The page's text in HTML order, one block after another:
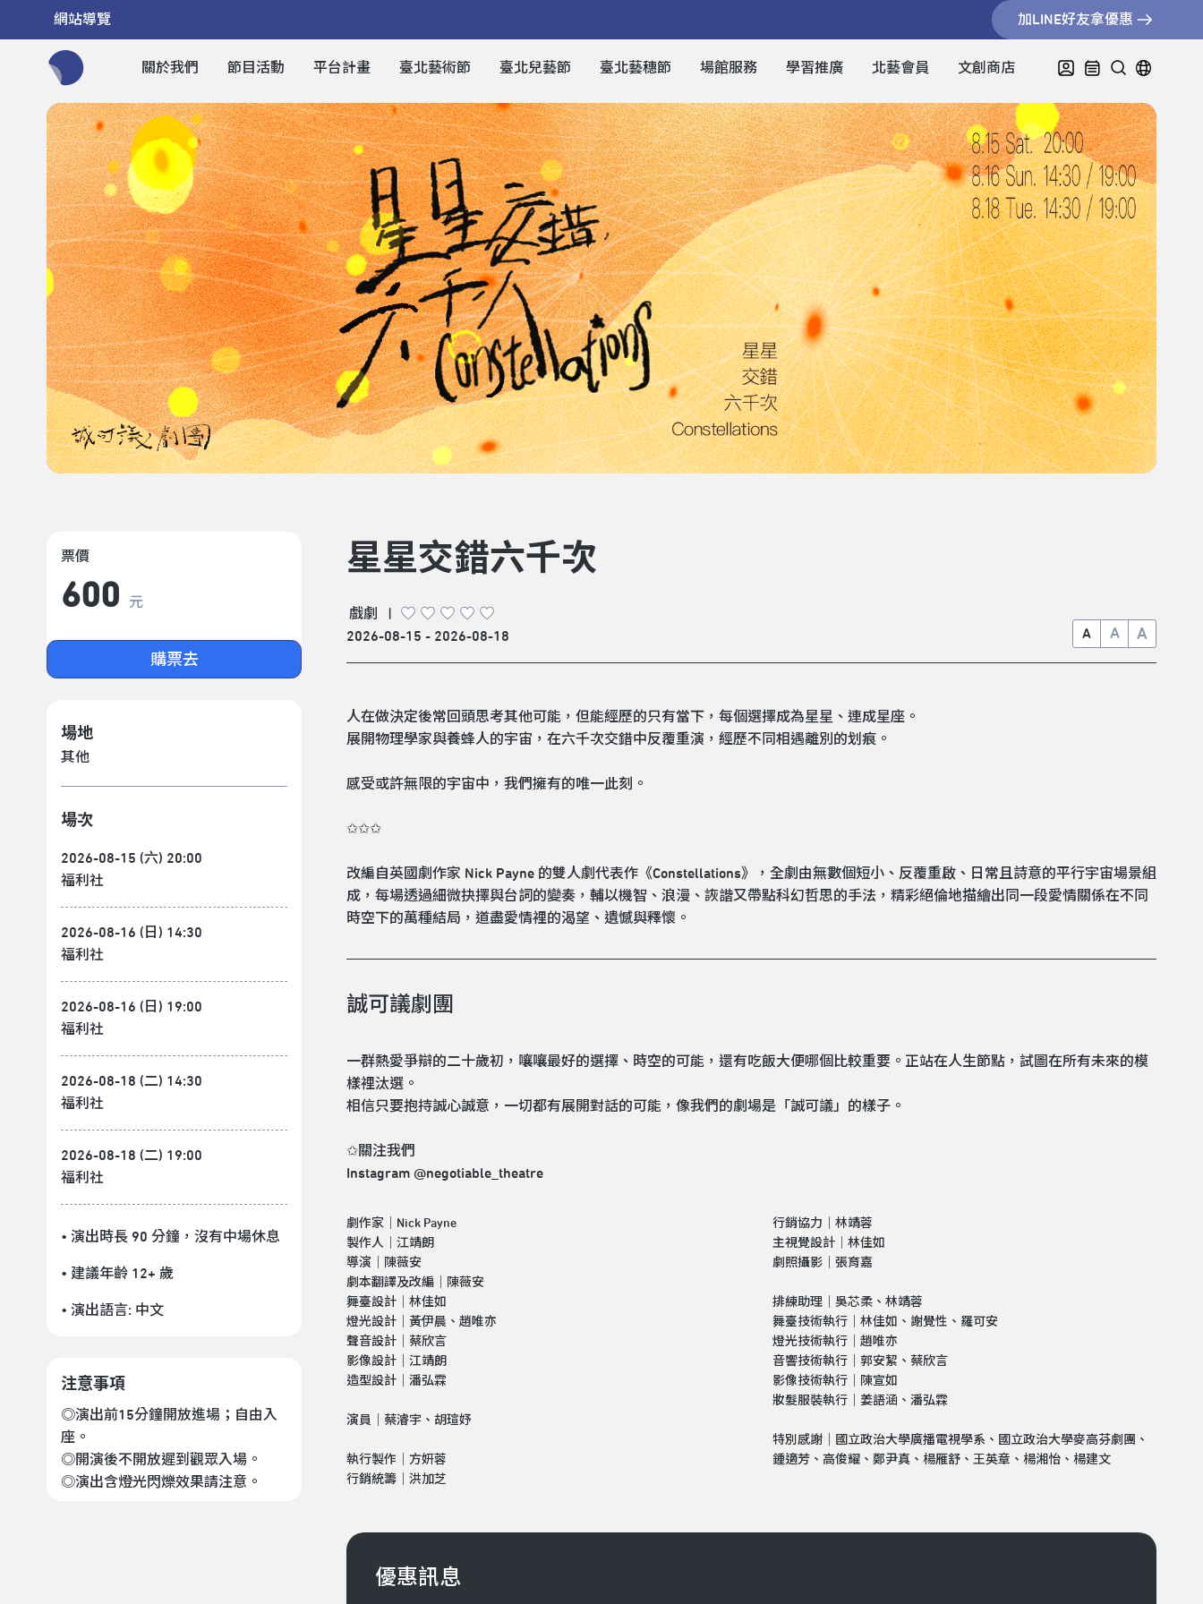
網站導覽 加LINE好友拿優惠
關於我們 節目活動 平台計畫 臺北藝術節 臺北兒藝節 臺北藝穗節 場館服務 學習推廣 北藝會員 文創商店
票價
600 元
購票去
場地
其他
場次
2026-08-15 (六) 20:00
福利社
2026-08-16 (日) 14:30
福利社
2026-08-16 (日) 19:00
福利社
2026-08-18 (二) 14:30
福利社
2026-08-18 (二) 19:00
福利社
• 演出時長 90 分鐘 ，沒有中場休息
• 建議年齡 12+ 歲
• 演出語言: 中文
注意事項
◎演出前15分鐘開放進場；自由入
座。
◎開演後不開放遲到觀眾入場。
◎演出含燈光閃爍效果請注意。
星星交錯六千次
戲劇
2026-08-15 - 2026-08-18
A A A
人在做決定後常回頭思考其他可能，但能經歷的只有當下，每個選擇成為星星、連成星座。
展開物理學家與養蜂人的宇宙，在六千次交錯中反覆重演，經歷不同相遇離別的划痕。
感受或許無限的宇宙中，我們擁有的唯一此刻。
✩✩✩
改編自英國劇作家 Nick Payne 的雙人劇代表作《Constellations》，全劇由無數個短小、反覆重啟、日常且詩意的平行宇宙場景組
成，每場透過細微抉擇與台詞的變奏，輔以機智、浪漫、詼諧又帶點科幻哲思的手法，精彩絕倫地描繪出同一段愛情關係在不同
時空下的萬種結局，道盡愛情裡的渴望、遺憾與釋懷。
誠可議劇團
一群熱愛爭辯的二十歲初，嚷嚷最好的選擇、時空的可能，還有吃飯大便哪個比較重要。正站在人生節點，試圖在所有未來的模
樣裡汰選。
相信只要抱持誠心誠意，一切都有展開對話的可能，像我們的劇場是「誠可議」的樣子。
✩關注我們
Instagram @negotiable_theatre
劇作家｜Nick Payne
製作人｜江靖朗
導演｜陳薇安
劇本翻譯及改編｜陳薇安
舞臺設計｜林佳如
燈光設計｜黃伊晨、趙唯亦
聲音設計｜蔡欣言
影像設計｜江靖朗
造型設計｜潘弘霖
演員｜蔡濬宇、胡瑄妤
執行製作｜方妍蓉
行銷統籌｜洪加芝
行銷協力｜林靖蓉
主視覺設計｜林佳如
劇照攝影｜張育嘉
排練助理｜吳芯柔、林靖蓉
舞臺技術執行｜林佳如、謝覺性、羅可安
燈光技術執行｜趙唯亦
音響技術執行｜郭安絜、蔡欣言
影像技術執行｜陳宣如
妝髮服裝執行｜姜語涵、潘弘霖
特別感謝｜國立政治大學廣播電視學系、國立政治大學麥高芬劇團、
鍾適芳、高俊耀、鄭尹真、楊雁舒、王英章、楊湘怡、楊建文
優惠訊息